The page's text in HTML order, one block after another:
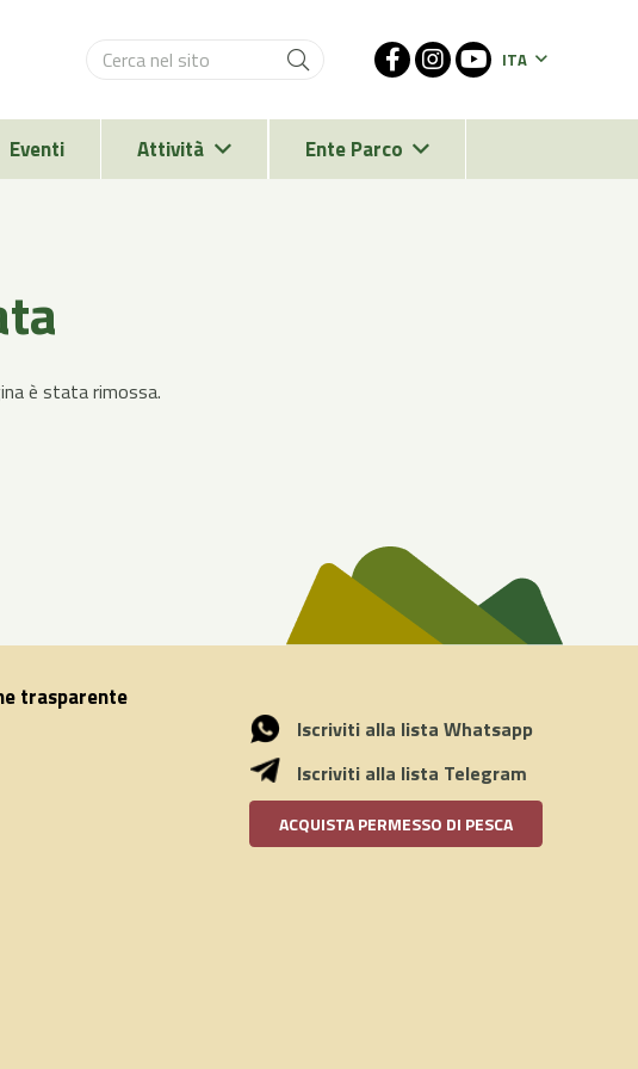
ITA
Eventi Attività Ente Parco
è stata rimossa.
trasparente
Iscriviti alla lista Whatsapp
Iscriviti alla lista Telegram
ACQUISTA PERMESSO DI PESCA